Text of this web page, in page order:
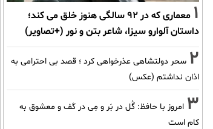
1
معماری که در 92 سالگی هنوز خلق می کند؛
داستان آلوارو سیزا، شاعر بتن و نور (+تصاویر)
2 سحر دولتشاهی عذرخواهی کرد ؛ قصد بی احترامی به
اذان نداشتم (عکس)
3 امروز با حافظ: گُل در بَر و مِی در کَف و معشوق به
کام است